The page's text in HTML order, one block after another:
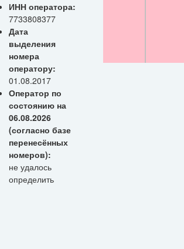
ИНН оператора:
7733808377
Дата
выделения
номера
оператору:
01.08.2017
Оператор по
состоянию на
06.08.2026
(согласно базе
перенесённых
номеров):
не удалось
определить